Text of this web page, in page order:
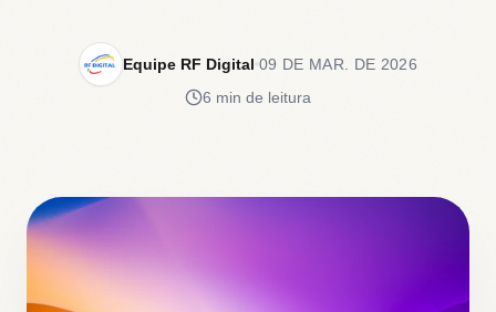
Equipe RF Digital 09 DE MAR. DE 2026
6 min de leitura